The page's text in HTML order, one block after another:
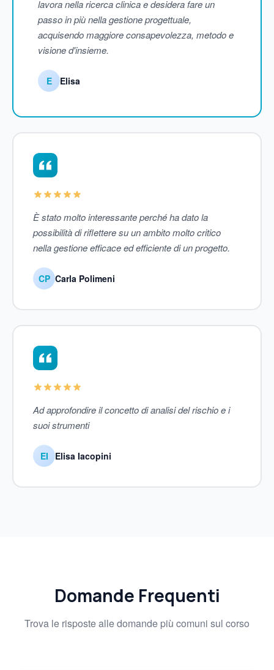
lavora nella ricerca clinica e desidera fare un
passo in più nella gestione progettuale,
acquisendo maggiore consapevolezza, metodo e
visione d'insieme.
E Elisa
È stato molto interessante perché ha dato la
possibilità di riflettere su un ambito molto critico
nella gestione efficace ed efficiente di un progetto.
CP Carla Polimeni
Ad approfondire il concetto di analisi del rischio e i
suoi strumenti
EI Elisa Iacopini
Domande Frequenti
Trova le risposte alle domande più comuni sul corso